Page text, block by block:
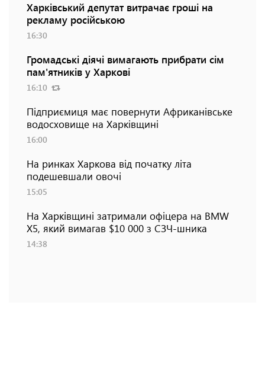
Харківський депутат витрачає гроші на
рекламу російською
16:30
Громадські діячі вимагають прибрати сім
пам'ятників у Харкові
16:10
Підприємиця має повернути Африканівське
водосховище на Харківщині
16:00
На ринках Харкова від початку літа
подешевшали овочі
15:05
На Харківщині затримали офіцера на BMW
Х5, який вимагав $10 000 з СЗЧ-шника
14:38